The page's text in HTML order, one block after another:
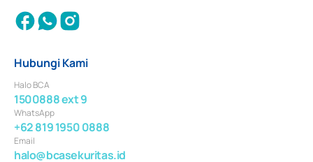
Hubungi Kami
Halo BCA
1500888 ext 9
WhatsApp
+62 819 1950 0888
Email
halo@bcasekuritas.id